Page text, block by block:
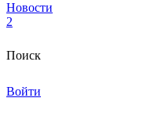
Новости
2
Поиск
Войти